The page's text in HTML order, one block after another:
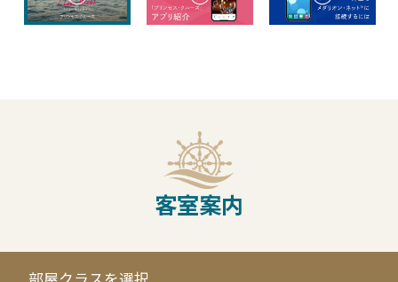
客室案内